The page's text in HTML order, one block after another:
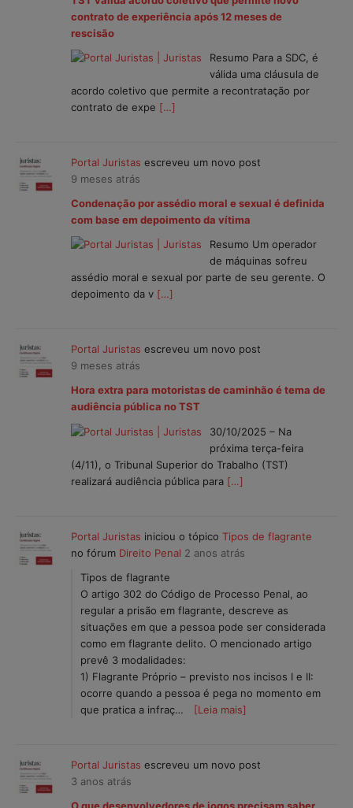
contrato de experiência após 12 meses de
rescisão
Resumo Para a SDC, é
válida uma cláusula de
acordo coletivo que permite a recontratação por
contrato de expe […]
Portal Juristas escreveu um novo post
9 meses atrás
Condenação por assédio moral e sexual é definida
com base em depoimento da vítima
Resumo Um operador
de máquinas sofreu
assédio moral e sexual por parte de seu gerente. O
depoimento da v […]
Portal Juristas escreveu um novo post
9 meses atrás
Hora extra para motoristas de caminhão é tema de
audiência pública no TST
30/10/2025 – Na
próxima terça-feira
(4/11), o Tribunal Superior do Trabalho (TST)
realizará audiência pública para […]
Portal Juristas iniciou o tópico Tipos de flagrante
no fórum Direito Penal 2 anos atrás
Tipos de flagrante
O artigo 302 do Código de Processo Penal, ao
regular a prisão em flagrante, descreve as
situações em que a pessoa pode ser considerada
como em flagrante delito. O mencionado artigo
prevê 3 modalidades:
1) Flagrante Próprio – previsto nos incisos I e II:
ocorre quando a pessoa é pega no momento em
que pratica a infraç…
[Leia mais]
Portal Juristas escreveu um novo post
3 anos atrás